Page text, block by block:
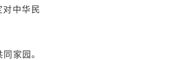
中华民
家园。